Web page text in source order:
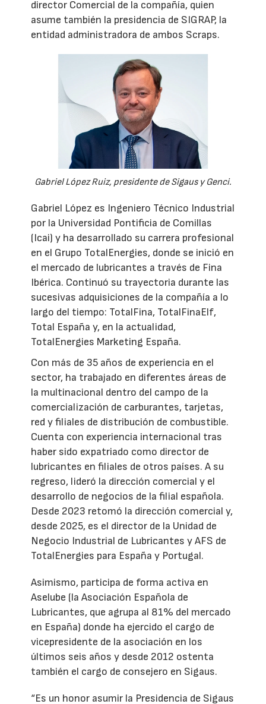
director Comercial de la compañía, quien
asume también la presidencia de SIGRAP, la
entidad administradora de ambos Scraps.
Gabriel López Ruiz, presidente de Sigaus y Genci.
Gabriel López es Ingeniero Técnico Industrial
por la Universidad Pontificia de Comillas
(Icai) y ha desarrollado su carrera profesional
en el Grupo TotalEnergies, donde se inició en
el mercado de lubricantes a través de Fina
Ibérica. Continuó su trayectoria durante las
sucesivas adquisiciones de la compañía a lo
largo del tiempo: TotalFina, TotalFinaElf,
Total España y, en la actualidad,
TotalEnergies Marketing España.
Con más de 35 años de experiencia en el
sector, ha trabajado en diferentes áreas de
la multinacional dentro del campo de la
comercialización de carburantes, tarjetas,
red y filiales de distribución de combustible.
Cuenta con experiencia internacional tras
haber sido expatriado como director de
lubricantes en filiales de otros países. A su
regreso, lideró la dirección comercial y el
desarrollo de negocios de la filial española.
Desde 2023 retomó la dirección comercial y,
desde 2025, es el director de la Unidad de
Negocio Industrial de Lubricantes y AFS de
TotalEnergies para España y Portugal.
Asimismo, participa de forma activa en
Aselube (la Asociación Española de
Lubricantes, que agrupa al 81% del mercado
en España) donde ha ejercido el cargo de
vicepresidente de la asociación en los
últimos seis años y desde 2012 ostenta
también el cargo de consejero en Sigaus.
“Es un honor asumir la Presidencia de Sigaus